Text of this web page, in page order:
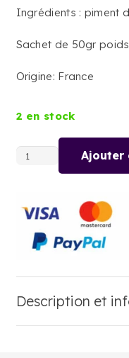
Ingrédients : piment
Sachet de 50gr
Origine: France
2 en stock
quantité
MERKEN
Ajouter
Description et